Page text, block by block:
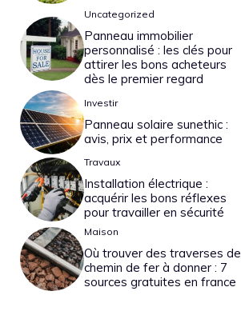
Uncategorized
Panneau immobilier
personnalisé : les clés pour
attirer les bons acheteurs
dès le premier regard
Investir
Panneau solaire sunethic :
avis, prix et performance
Travaux
Installation électrique :
acquérir les bons réflexes
pour travailler en sécurité
Maison
Où trouver des traverses de
chemin de fer à donner : 7
sources gratuites en france